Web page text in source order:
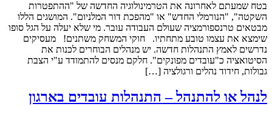
בטח שמעתם לאחרונה את הטרמינולוגיה החדשה של "ההתפטרות
השקטה", "הנורמלי החדש" או "מהפכת דור המלניום". המושגים הללו
מבטאים טרנספורמציה שעולם העבודה עובר. מי שלא יעלה על הגל סופו
שימצא את עצמו טובע מתחתיו. חוקי המשחק משתנים! מעסיקים
נדרשים לאמץ התנהלות חדשה. יש מנהלים הבוחרים לכנות את
הסיטואציה כ"עובדים מפונקים". חלקם מנסים להתמודד ע"י הצבת
גבולות, חידוד נהלים ורגולציה […]
לנהל או להתנהל – התנהלות עובדים בארגון